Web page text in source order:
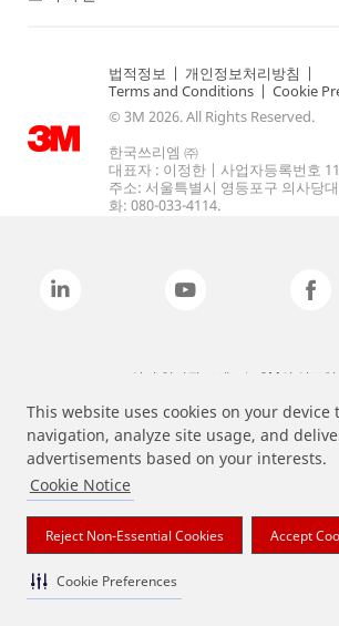
This website uses cookies on your device
navigation, analyze site usage, and
advertisements based on your interests.
Cookie Notice
Reject Non-Essential Cookies Accept
Cookie Preferences
법적정보 | 개인정보처리방침 |
Terms and Conditions | Cookie
© 3M 2026. All Rights Reserved.
한국쓰리엠 ㈜
대표자 : 이정한 | 사업자등록번호
주소: 서울특별시 영등포구 의사당
화: 080-033-4114.
상기 열거된 브랜드는 3M의 상표입